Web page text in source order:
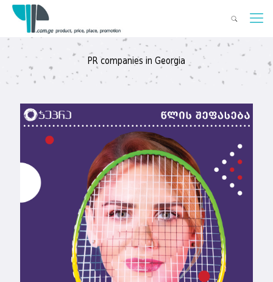
PR companies in Georgia